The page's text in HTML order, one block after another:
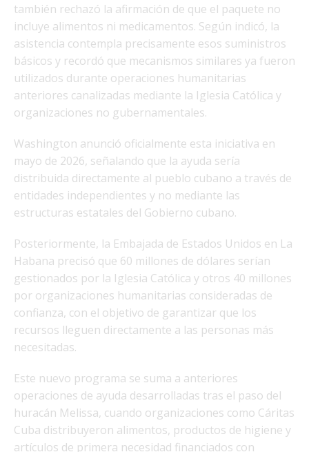
también rechazó la afirmación de que el paquete no
incluye alimentos ni medicamentos. Según indicó, la
asistencia contempla precisamente esos suministros
básicos y recordó que mecanismos similares ya fueron
utilizados durante operaciones humanitarias
anteriores canalizadas mediante la Iglesia Católica y
organizaciones no gubernamentales.
Washington anunció oficialmente esta iniciativa en
mayo de 2026, señalando que la ayuda sería
distribuida directamente al pueblo cubano a través de
entidades independientes y no mediante las
estructuras estatales del Gobierno cubano.
Posteriormente, la Embajada de Estados Unidos en La
Habana precisó que 60 millones de dólares serían
gestionados por la Iglesia Católica y otros 40 millones
por organizaciones humanitarias consideradas de
confianza, con el objetivo de garantizar que los
recursos lleguen directamente a las personas más
necesitadas.
Este nuevo programa se suma a anteriores
operaciones de ayuda desarrolladas tras el paso del
huracán Melissa, cuando organizaciones como Cáritas
Cuba distribuyeron alimentos, productos de higiene y
artículos de primera necesidad financiados con